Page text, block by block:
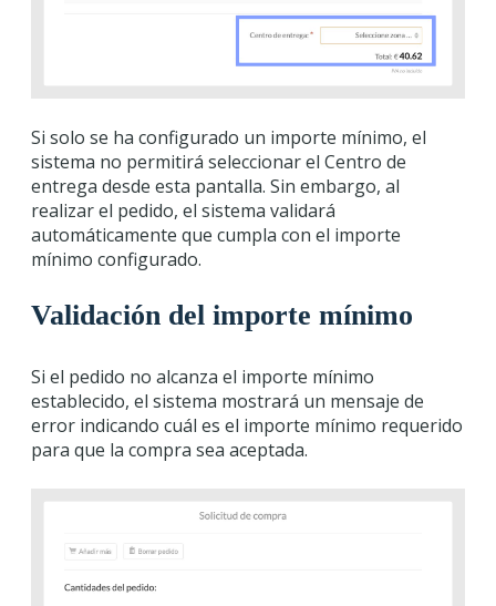
Si solo se ha configurado un importe mínimo, el
sistema no permitirá seleccionar el Centro de
entrega desde esta pantalla. Sin embargo, al
realizar el pedido, el sistema validará
automáticamente que cumpla con el importe
mínimo configurado.
Validación del importe mínimo
Si el pedido no alcanza el importe mínimo
establecido, el sistema mostrará un mensaje de
error indicando cuál es el importe mínimo requerido
para que la compra sea aceptada.